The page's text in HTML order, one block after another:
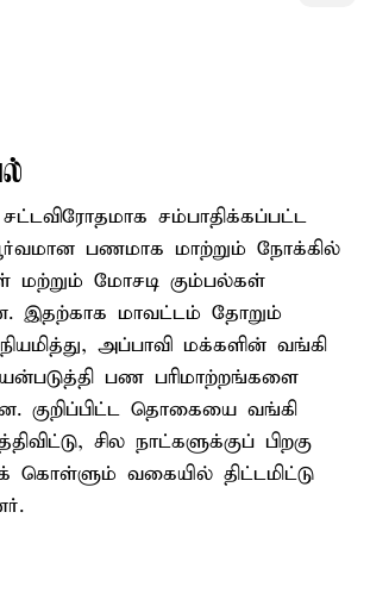
சட்டவிரோதமாக சம்பாதிக்கப்பட்ட
பணமாக மாற்றும் நோக்கில்
மற்றும் மோசடி கும்பல்கள்
இதற்காக மாவட்டம் தோறும்
அப்பாவி மக்களின் வங்கி
பண பரிமாற்றங்களை
குறிப்பிட்ட தொகையை வங்கி
சில நாட்களுக்குப் பிறகு
கொள்ளும் வகையில் திட்டமிட்டு